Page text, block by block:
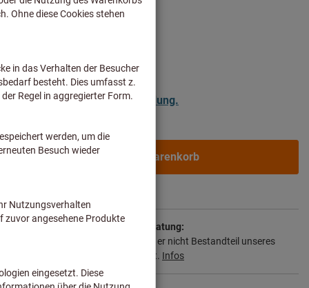
nachAnmeldung.
In den Warenkorb
Lieferzeit und eingeschränkte Beratung:
wir für Sie direkt beim Hersteller, da er nicht Bestandteil unseres
somit nicht bei uns auf Lager liegt. Infos